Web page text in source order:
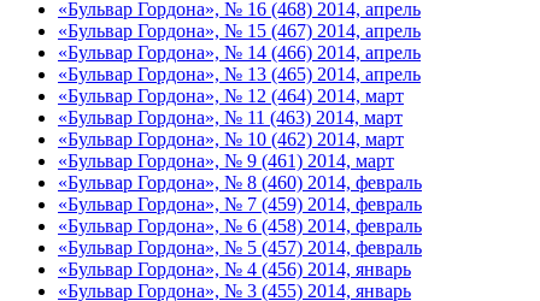
«Бульвар Гордона», № 16 (468) 2014, апрель
«Бульвар Гордона», № 15 (467) 2014, апрель
«Бульвар Гордона», № 14 (466) 2014, апрель
«Бульвар Гордона», № 13 (465) 2014, апрель
«Бульвар Гордона», № 12 (464) 2014, март
«Бульвар Гордона», № 11 (463) 2014, март
«Бульвар Гордона», № 10 (462) 2014, март
«Бульвар Гордона», № 9 (461) 2014, март
«Бульвар Гордона», № 8 (460) 2014, февраль
«Бульвар Гордона», № 7 (459) 2014, февраль
«Бульвар Гордона», № 6 (458) 2014, февраль
«Бульвар Гордона», № 5 (457) 2014, февраль
«Бульвар Гордона», № 4 (456) 2014, январь
«Бульвар Гордона», № 3 (455) 2014, январь